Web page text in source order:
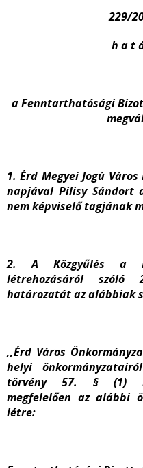
229/
h a t
a Fenntarthatósági
1. Érd Megyei Jogú
napjával Pilisy Sándort
nem képviselő tagjának
2. A Közgyűlés a
létrehozásáról szóló
határozatát az alábbiak
,,Érd Város
helyi
törvény 57. § (1)
megfelelően az alábbi
létre: